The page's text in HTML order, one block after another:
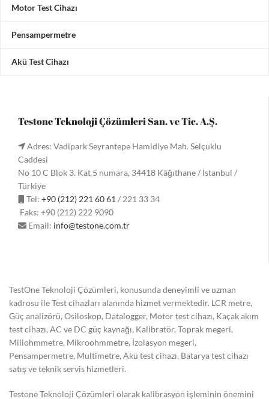
Motor Test Cihazı
Pensampermetre
Akü Test Cihazı
Testone Teknoloji Çözümleri San. ve Tic. A.Ş.
Adres: Vadipark Seyrantepe Hamidiye Mah. Selçuklu
Caddesi
No 10 C Blok 3. Kat 5 numara, 34418 Kâğıthane / İstanbul /
Türkiye
Tel: +90 (212) 221 60 61 / 221 33 34
Faks: +90 (212) 222 9090
Email: info@testone.com.tr
TestOne Teknoloji Çözümleri, konusunda deneyimli ve uzman
kadrosu ile Test cihazları alanında hizmet vermektedir. LCR metre,
Güç analizörü, Osiloskop, Datalogger, Motor test cihazı, Kaçak akım
test cihazı, AC ve DC güç kaynağı, Kalibratör, Toprak megeri,
Miliohmmetre, Mikroohmmetre, İzolasyon megeri,
Pensampermetre, Multimetre, Akü test cihazı, Batarya test cihazı
satış ve teknik servis hizmetleri.
Testone Teknoloji Çözümleri olarak kalibrasyon işleminin önemini